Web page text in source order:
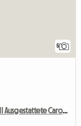
5
Möblierte Wohnung (1,5 Zimmer), 28 M2 Voll Ausgestattete Carouge